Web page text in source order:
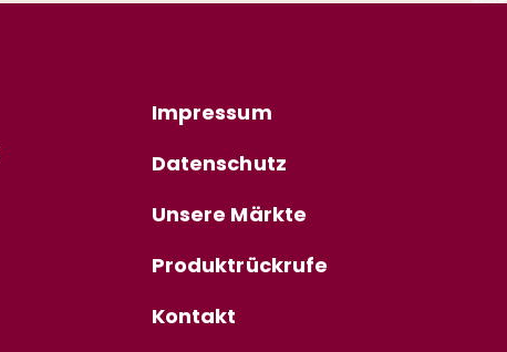
Impressum
Datenschutz
Unsere Märkte
Produktrückrufe
Kontakt